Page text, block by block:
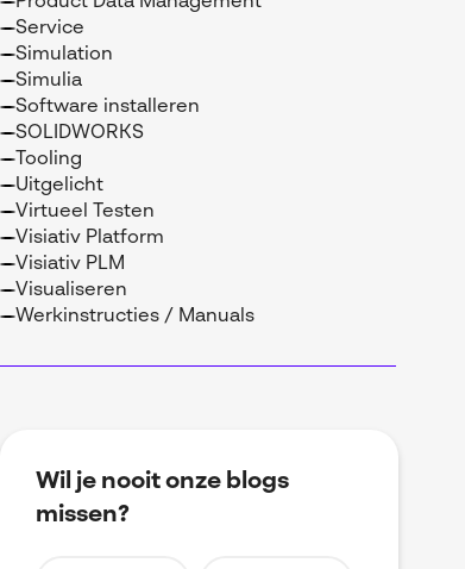
Service
Simulation
Simulia
Software installeren
SOLIDWORKS
Tooling
Uitgelicht
Virtueel Testen
Visiativ Platform
Visiativ PLM
Visualiseren
Werkinstructies / Manuals
Wil je nooit onze blogs
missen?